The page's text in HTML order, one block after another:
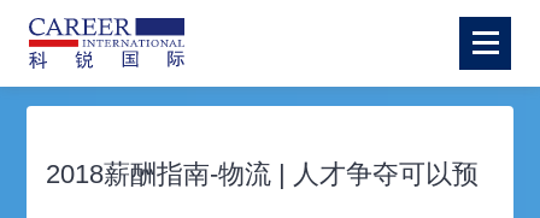
2018薪酬指南-物流 | 人才争夺可以预